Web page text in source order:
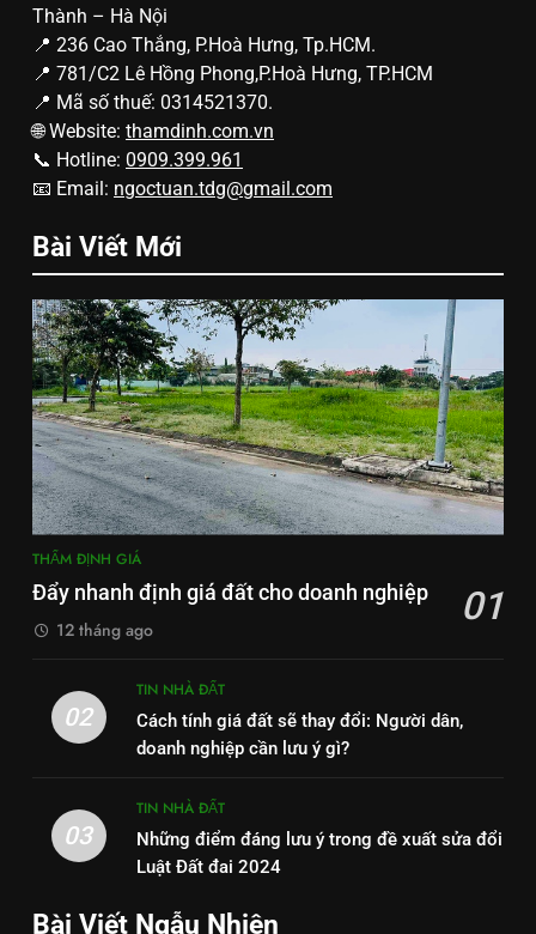
Thành – Hà Nội
📍 236 Cao Thắng, P.Hoà Hưng, Tp.HCM.
📍 781/C2 Lê Hồng Phong,P.Hoà Hưng, TP.HCM
📍 Mã số thuế: 0314521370.
🌐 Website: thamdinh.com.vn
📞 Hotline: 0909.399.961
📧 Email: ngoctuan.tdg@gmail.com
Bài Viết Mới
THẨM ĐỊNH GIÁ
Đẩy nhanh định giá đất cho doanh nghiệp 01
12 tháng ago
02
TIN NHÀ ĐẤT
Cách tính giá đất sẽ thay đổi: Người dân,
doanh nghiệp cần lưu ý gì?
03
TIN NHÀ ĐẤT
Những điểm đáng lưu ý trong đề xuất sửa đổi
Luật Đất đai 2024
Bài Viết Ngẫu Nhiên